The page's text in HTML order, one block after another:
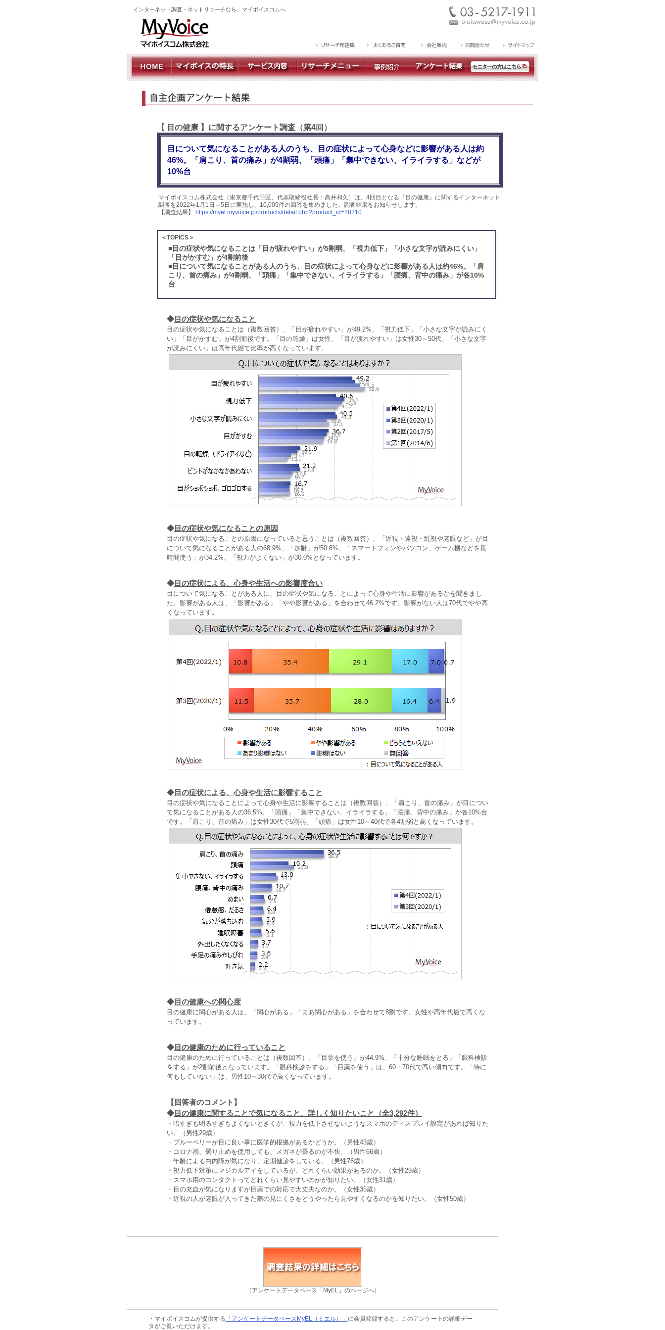
インターネット調査・ネットリサーチなら、マイボイスコムへ
【 目の健康 】に関するアンケート調査（第4回）
目について気になることがある人のうち、目の症状によって心身などに影響がある人は約
46%。「肩こり、首の痛み」が4割弱、「頭痛」「集中できない、イライラする」などが
10%台
マイボイスコム株式会社（東京都千代田区、代表取締役社長：高井和久）は、4回目となる『目の健康』に関するインターネット
調査を2022年1月1日～5日に実施し、10,005件の回答を集めました。調査結果をお知らせします。
【調査結果】
https://myel.myvoice.jp/products/detail.php?product_id=28210
＜TOPICS＞
■目の症状や気になることは「目が疲れやすい」が5割弱、「視力低下」「小さな文字が読みにくい」
「目がかすむ」が4割前後
■目について気になることがある人のうち、目の症状によって心身などに影響がある人は約46%。「肩
こり、首の痛み」が4割弱、「頭痛」「集中できない、イライラする」「腰痛、背中の痛み」が各10%
台
◆目の症状や気になること
目の症状や気になることは（複数回答）、「目が疲れやすい」が49.2%、「視力低下」「小さな文字が読みにく
い」「目がかすむ」が4割前後です。「目の乾燥」は女性、「目が疲れやすい」は女性30～50代、「小さな文字
が読みにくい」は高年代層で比率が高くなっています。
◆目の症状や気になることの原因
目の症状や気になることの原因になっていると思うことは（複数回答）、「近視・遠視・乱視や老眼など」が目
について気になることがある人の68.9%、「加齢」が50.6%、「スマートフォンやパソコン、ゲーム機などを長
時間使う」が34.2%、「視力がよくない」が30.0%となっています。
◆目の症状による、心身や生活への影響度合い
目について気になることがある人に、目の症状や気になることによって心身や生活に影響があるかを聞きまし
た。影響がある人は、「影響がある」「やや影響がある」を合わせて46.2%です。影響がない人は70代でやや高
くなっています。
◆目の症状による、心身や生活に影響すること
目の症状や気になることによって心身や生活に影響することは（複数回答）、「肩こり、首の痛み」が目につい
て気になることがある人の36.5%、「頭痛」「集中できない、イライラする」「腰痛、背中の痛み」が各10%台
です。「肩こり、首の痛み」は女性30代で5割弱、「頭痛」は女性10～40代で各4割弱と高くなっています。
◆目の健康への関心度
目の健康に関心がある人は、「関心がある」「まあ関心がある」を合わせて8割です。女性や高年代層で高くな
っています。
◆目の健康のために行っていること
目の健康のために行っていることは（複数回答）、「目薬を使う」が44.9%、「十分な睡眠をとる」「眼科検診
をする」が2割前後となっています。「眼科検診をする」「目薬を使う」は、60・70代で高い傾向です。「特に
何もしていない」は、男性10～30代で高くなっています。
【回答者のコメント】
◆目の健康に関することで気になること、詳しく知りたいこと（全3,292件）
・暗すぎも明るすぎもよくないときくが、視力を低下させないようなスマホのディスプレイ設定があれば知りた
い。（男性29歳）
・ブルーベリーが目に良い事に医学的根拠があるかどうか。（男性43歳）
・コロナ禍、曇り止めを使用しても、メガネが曇るのが不快。（男性66歳）
・年齢による白内障が気になり、定期健診をしている。（男性76歳）
・視力低下対策にマジカルアイをしているが、どれくらい効果があるのか。（女性29歳）
・スマホ用のコンタクトってどれくらい見やすいのかが知りたい。（女性31歳）
・目の充血が気になりますが目薬での対応で大丈夫なのか。（女性35歳）
・近視の人が老眼が入ってきた際の見にくさをどうやったら見やすくなるのかを知りたい。（女性50歳）
（アンケートデータベース「MyEL」のページへ）
・マイボイスコムが提供する 「アンケートデータベースMyEL（ミエル）」 に会員登録すると、このアンケートの詳細デー
タがご覧いただけます。